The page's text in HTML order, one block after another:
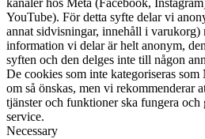
kanaler hos Meta (Facebook,
YouTube). För detta syfte delar vi
annat sidvisningar, innehåll i varukorg)
information vi delar är helt anonym,
syften och den delges inte till någon
De cookies som inte kategoriseras
om så önskas, men vi rekommenderar
tjänster och funktioner ska fungera och
service.
Necessary